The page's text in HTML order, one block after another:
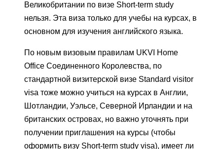
Великобритании по визе Short-term study
нельзя. Эта виза только для учебы на курсах, в
основном для изучения английского языка.
По новым визовым правилам UKVI Home
Office Соединенного Королевства, по
стандартной визитерской визе Standard visitor
visa тоже можно учиться на курсах в Англии,
Шотландии, Уэльсе, Северной Ирландии и на
британских островах, но важно уточнять при
получении приглашения на курсы (чтобы
оформить визу Short-term study visa), имеет ли